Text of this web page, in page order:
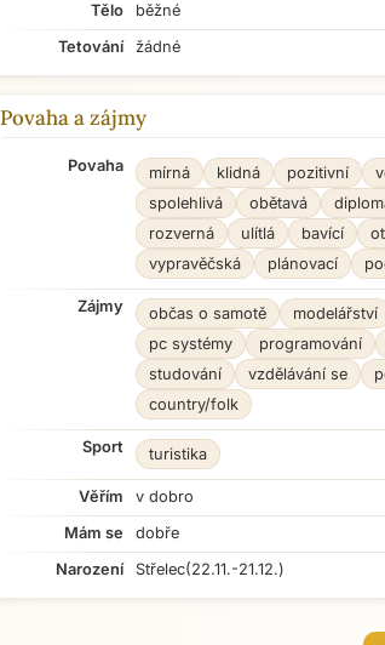
Tělo
běžné
Tetování
žádné
Povaha a zájmy
Povaha mírná klidná pozitivní
spolehlivá
obětavá
rozverná
ulítlá bavící
vypravěčská
plánovací
Zájmy občas o samotě modelářství
pc systémy
programování
studování
vzdělávání se
country/folk
Sport turistika
Věřím
v dobro
Mám se
dobře
Narození
Střelec(22.11.-21.12.)